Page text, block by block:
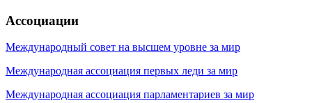
Ассоциации
Международный совет на высшем уровне за мир
Международная ассоциация первых леди за мир
Международная ассоциация парламентариев за мир